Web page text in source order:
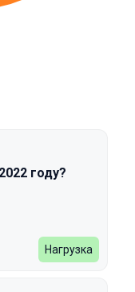
году?
Нагрузка